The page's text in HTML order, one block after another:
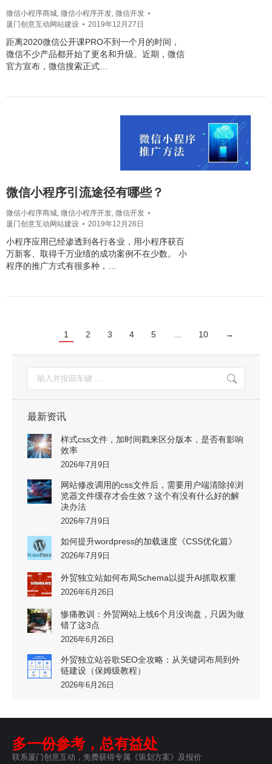
微信小程序商城, 微信小程序开发, 微信开发
厦门创意互动网站建设
2019年12月27日
距离2020微信公开课PRO不到一个月的时间，
微信不少产品都开始了更名和升级。近期，微信
官方宣布，微信搜索正式…
微信小程序引流途径有哪些？
微信小程序商城, 微信小程序开发, 微信开发
厦门创意互动网站建设
2019年12月26日
小程序应用已经渗透到各行各业，用小程序获百
万新客、取得千万业绩的成功案例不在少数。 小
程序的推广方式有很多种，…
1 2 3 4 5 10 →
索：
最新资讯
样式css文件，加时间戳来区分版本，是否有影响
效率
2026年7月9日
网站修改调用的css文件后，需要用户端清除掉浏
览器文件缓存才会生效？这个有没有什么好的解
决办法
2026年7月9日
如何提升wordpress的加载速度《CSS优化篇》
2026年7月9日
外贸独立站如何布局Schema以提升AI抓取权重
2026年6月26日
惨痛教训：外贸网站上线6个月没询盘，只因为做
错了这3点
2026年6月26日
外贸独立站谷歌SEO全攻略：从关键词布局到外
链建设（保姆级教程）
2026年6月26日
多一份参考，总有益处
联系厦门创意互动，免费获得专属《策划方案》及报价